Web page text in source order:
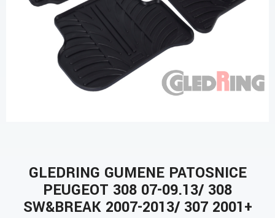
GLEDRING GUMENE PATOSNICE
PEUGEOT 308 07-09.13/ 308
SW&BREAK 2007-2013/ 307 2001+